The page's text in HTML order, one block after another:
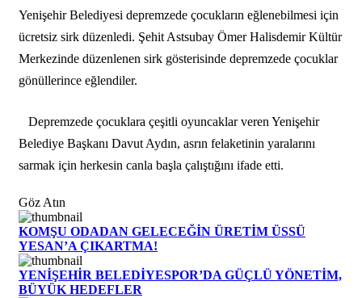
Yenişehir Belediyesi depremzede çocukların eğlenebilmesi için
ücretsiz sirk düzenledi. Şehit Astsubay Ömer Halisdemir Kültür
Merkezinde düzenlenen sirk gösterisinde depremzede çocuklar
gönüllerince eğlendiler.
Depremzede çocuklara çeşitli oyuncaklar veren Yenişehir
Belediye Başkanı Davut Aydın, asrın felaketinin yaralarını
sarmak için herkesin canla başla çalıştığını ifade etti.
Göz Atın
KOMŞU ODADAN GELECEĞİN ÜRETİM ÜSSÜ
YESAN’A ÇIKARTMA!
YENİŞEHİR BELEDİYESPOR’DA GÜÇLÜ YÖNETİM,
BÜYÜK HEDEFLER